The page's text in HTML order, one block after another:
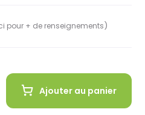
pour + de renseignements)
Ajouter au panier